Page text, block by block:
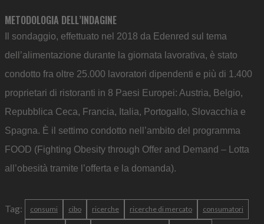
METODOLOGIA DELL’INDAGINE
Il sondaggio, effettuato nel 2018 da Edenred sul tema
dell’alimentazione durante la giornata lavorativa, è stato
condotto fra oltre 25.000 lavoratori dipendenti e più di 1.400
proprietari di ristoranti in 8 Paesi Europei: Austria, Belgio,
Repubblica Ceca, Francia, Italia, Portogallo, Slovacchia e
Spagna. È il settimo condotto nell’ambito del programma
FOOD (Fighting Obesity through Offer and Demand – Lotta
all’obesità tramite l’offerta e la domanda).
Tag: consumi cibo ricerche ricerche di mercato consumatori